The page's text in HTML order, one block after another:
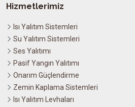
Hizmetlerimiz
Isı Yalıtım Sistemleri
Su Yalıtım Sistemleri
Ses Yalıtımı
Pasif Yangın Yalıtımı
Onarım Güçlendirme
Zemin Kaplama Sistemleri
Isı Yalıtım Levhaları